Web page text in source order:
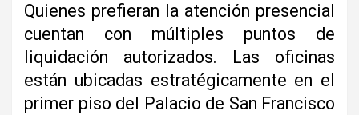
Quienes prefieran la atención presencial
cuentan con múltiples puntos de
liquidación autorizados. Las oficinas
están ubicadas estratégicamente en el
primer piso del Palacio de San Francisco